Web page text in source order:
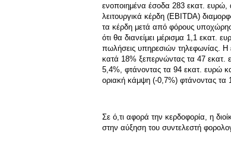
ενοποιημένα έσοδα 283 εκατ.
λειτουργικά κέρδη (EBITDA)
τα κέρδη μετά από φόρους
ότι θα διανείμει μέρισμα 1,1
πωλήσεις υπηρεσιών τηλεφωνίας.
κατά 18% ξεπερνώντας τα 47 εκατ.
5,4%, φτάνοντας τα 94 εκατ. ευρώ
οριακή κάμψη (-0,7%) φτάνοντας τα
Σε ό,τι αφορά την κερδοφορία, η
στην αύξηση του συντελεστή